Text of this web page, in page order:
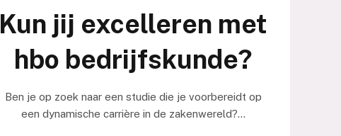
Kun jij excelleren met
hbo bedrijfskunde?
Ben je op zoek naar een studie die je voorbereidt op
een dynamische carrière in de zakenwereld?…